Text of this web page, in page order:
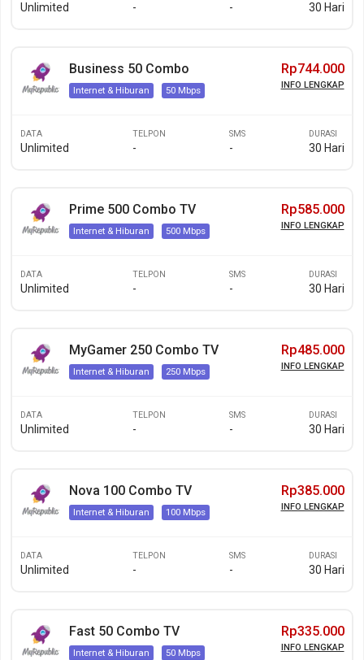
Unlimited - - 30 Hari
Business 50 Combo
Internet & Hiburan 50 Mbps
Rp744.000
INFO LENGKAP
DATA
Unlimited
TELPON
-
SMS
-
DURASI
30 Hari
Prime 500 Combo TV
Internet & Hiburan 500 Mbps
Rp585.000
INFO LENGKAP
DATA
Unlimited
TELPON
-
SMS
-
DURASI
30 Hari
MyGamer 250 Combo TV
Internet & Hiburan 250 Mbps
Rp485.000
INFO LENGKAP
DATA
Unlimited
TELPON
-
SMS
-
DURASI
30 Hari
Nova 100 Combo TV
Internet & Hiburan 100 Mbps
Rp385.000
INFO LENGKAP
DATA
Unlimited
TELPON
-
SMS
-
DURASI
30 Hari
Fast 50 Combo TV
Internet & Hiburan 50 Mbps
Rp335.000
INFO LENGKAP